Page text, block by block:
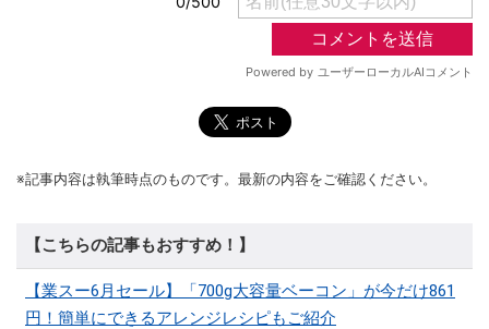
※記事内容は執筆時点のものです。最新の内容をご確認ください。
【こちらの記事もおすすめ！】
【業スー6月セール】「700g大容量ベーコン」が今だけ861
円！簡単にできるアレンジレシピもご紹介